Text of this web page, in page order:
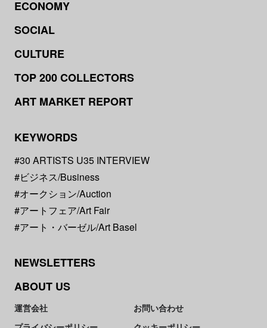
ECONOMY
SOCIAL
CULTURE
TOP 200 COLLECTORS
ART MARKET REPORT
KEYWORDS
#30 ARTISTS U35 INTERVIEW
#ビジネス/Business
#オークション/Auction
#アートフェア/Art Fair
#アート・バーゼル/Art Basel
NEWSLETTERS
ABOUT US
運営会社
お問い合わせ